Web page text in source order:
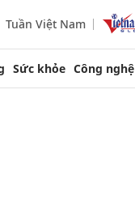
Tuần Việt Nam
Sức khỏe Công nghệ